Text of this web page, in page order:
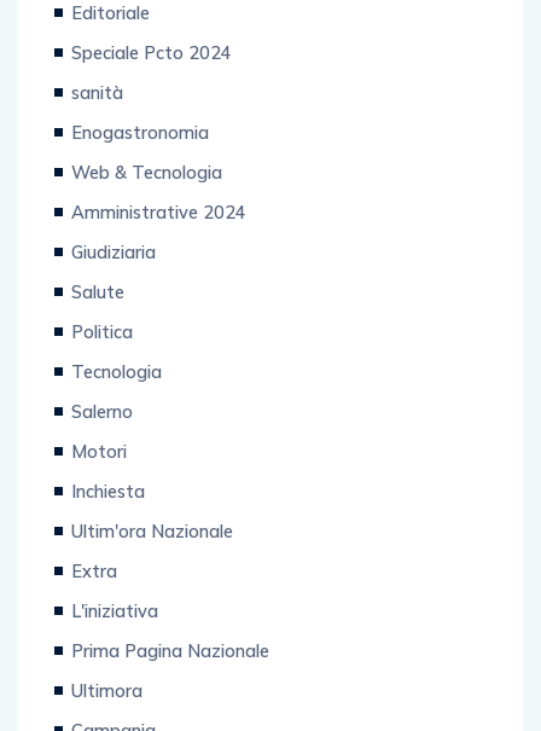
Speciale Pcto 2024
sanità
Enogastronomia
Web & Tecnologia
Amministrative 2024
Giudiziaria
Salute
Politica
Tecnologia
Salerno
Motori
Inchiesta
Ultim'ora Nazionale
Extra
L'iniziativa
Prima Pagina Nazionale
Ultimora
Campania